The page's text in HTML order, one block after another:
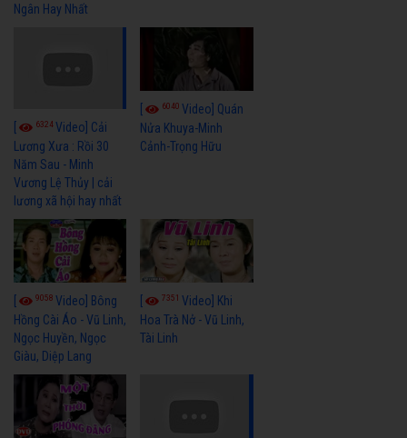
Ngân Hay Nhất
6324Video] Cải
Lương Xưa : Rồi 30
Năm Sau - Minh
Vương Lệ Thủy | cải
lương xã hội hay nhất
6040Video] Quán
Nửa Khuya-Minh
Cảnh-Trọng Hữu
9058 Video] Bông
Hồng Cài Áo - Vũ Linh,
Ngọc Huyền, Ngọc
Giàu, Diệp Lang
7351Video] Khi
Hoa Trà Nở - Vũ Linh,
Tài Linh